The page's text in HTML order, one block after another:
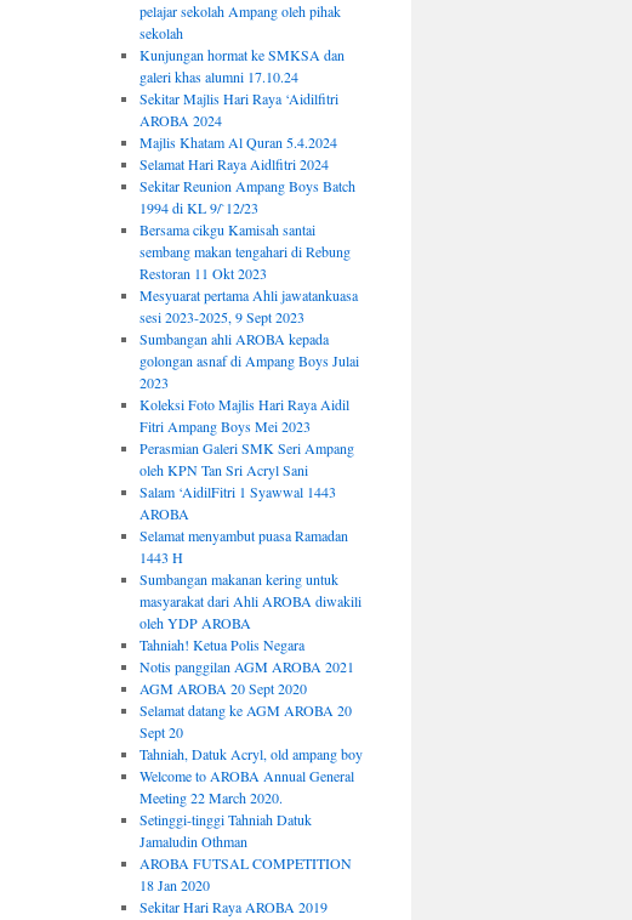
pelajar sekolah Ampang oleh pihak
sekolah
Kunjungan hormat ke SMKSA dan
galeri khas alumni 17.10.24
Sekitar Majlis Hari Raya ‘Aidilfitri
AROBA 2024
Majlis Khatam Al Quran 5.4.2024
Selamat Hari Raya Aidlfitri 2024
Sekitar Reunion Ampang Boys Batch
1994 di KL 9/`12/23
Bersama cikgu Kamisah santai
sembang makan tengahari di Rebung
Restoran 11 Okt 2023
Mesyuarat pertama Ahli jawatankuasa
sesi 2023-2025, 9 Sept 2023
Sumbangan ahli AROBA kepada
golongan asnaf di Ampang Boys Julai
2023
Koleksi Foto Majlis Hari Raya Aidil
Fitri Ampang Boys Mei 2023
Perasmian Galeri SMK Seri Ampang
oleh KPN Tan Sri Acryl Sani
Salam ‘AidilFitri 1 Syawwal 1443
AROBA
Selamat menyambut puasa Ramadan
1443 H
Sumbangan makanan kering untuk
masyarakat dari Ahli AROBA diwakili
oleh YDP AROBA
Tahniah! Ketua Polis Negara
Notis panggilan AGM AROBA 2021
AGM AROBA 20 Sept 2020
Selamat datang ke AGM AROBA 20
Sept 20
Tahniah, Datuk Acryl, old ampang boy
Welcome to AROBA Annual General
Meeting 22 March 2020.
Setinggi-tinggi Tahniah Datuk
Jamaludin Othman
AROBA FUTSAL COMPETITION
18 Jan 2020
Sekitar Hari Raya AROBA 2019